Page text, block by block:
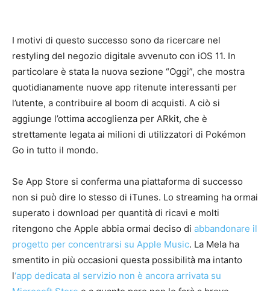
I motivi di questo successo sono da ricercare nel
restyling del negozio digitale avvenuto con iOS 11. In
particolare è stata la nuova sezione “Oggi”, che mostra
quotidianamente nuove app ritenute interessanti per
l’utente, a contribuire al boom di acquisti. A ciò si
aggiunge l’ottima accoglienza per ARkit, che è
strettamente legata ai milioni di utilizzatori di Pokémon
Go in tutto il mondo.
Se App Store si conferma una piattaforma di successo
non si può dire lo stesso di iTunes. Lo streaming ha ormai
superato i download per quantità di ricavi e molti
ritengono che Apple abbia ormai deciso di abbandonare il
progetto per concentrarsi su Apple Music. La Mela ha
smentito in più occasioni questa possibilità ma intanto
l‘app dedicata al servizio non è ancora arrivata su